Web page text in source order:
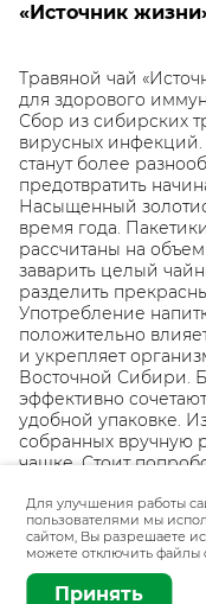
«Источник
Травяной чай
для здорового
Сбор из сибирских
вирусных
станут более
предотвратить
Насыщенный
время года.
рассчитаны на
заварить целый
разделить
Употребление
положительно
и укрепляет
Восточной Сибири.
эффективно
удобной упаковке.
собранных вручную
чашке. Стоит
Мягкая поддержка
Сочетания трав
данных о свойствах
15 пакетиков
Для улучшения работы
пользователями мы
сайтом, Вы разрешаете
можете отключить файлы
Принять